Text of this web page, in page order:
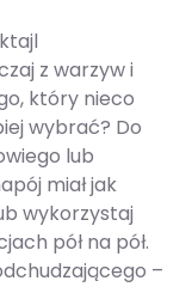
z warzyw i
który nieco
wybrać? Do
lub
miał jak
wykorzystaj
pół na pół.
–